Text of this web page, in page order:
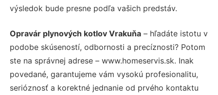
výsledok bude presne podľa vašich predstáv.
Opravár plynových kotlov Vrakuňa – hľadáte istotu v
podobe skúseností, odbornosti a precíznosti? Potom
ste na správnej adrese – www.homeservis.sk. Inak
povedané, garantujeme vám vysokú profesionalitu,
serióznosť a korektné jednanie od prvého kontaktu